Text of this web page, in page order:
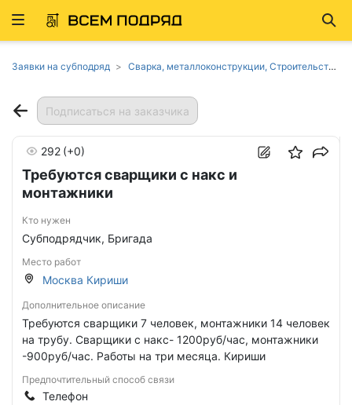
Развернуть
Заявки на субподряд Сварка, металлоконструкции, Строительство трубопроводов в Москве
Подписаться на заказчика
Требуются сварщики с накс и
монтажники
292 (+0)
Кто нужен
Субподрядчик, Бригада
Место работ
Москва Кириши
Дополнительное описание
Требуются сварщики 7 человек, монтажники 14 человек
на трубу. Сварщики с накс- 1200руб/час, монтажники
-900руб/час. Работы на три месяца. Кириши
Предпочтительный способ связи
Телефон